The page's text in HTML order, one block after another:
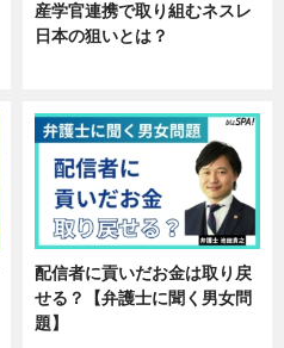
産学官連携で取り組むネスレ
日本の狙いとは？
配信者に貢いだお金は取り戻
せる？【弁護士に聞く男女問
題】